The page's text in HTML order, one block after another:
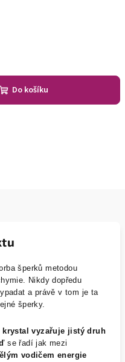
Do košíku
šperků metodou
Nikdy dopředu
a právě v tom je ta
šperky.
krystal vyzařuje jistý druh
se řadí jak mezi
vodičem energie